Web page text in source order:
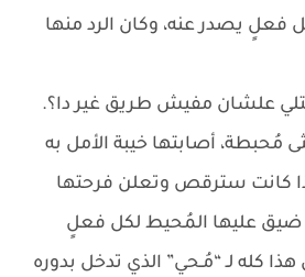
فعلٍ يصدر عنه، وكان الرد منها
علشان مفيش طريق غير دا؟.
مُحبطة، أصابتها خيبة الأمل به
كانت سترقص وتعلن فرحتها
ضيق عليها المُحيط لكل فعلٍ
كله لـ “مُـحي” الذي تدخل بدوره